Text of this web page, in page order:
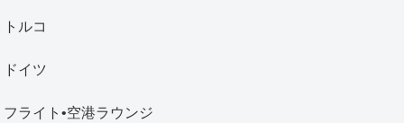
トルコ
ドイツ
フライト•空港ラウンジ